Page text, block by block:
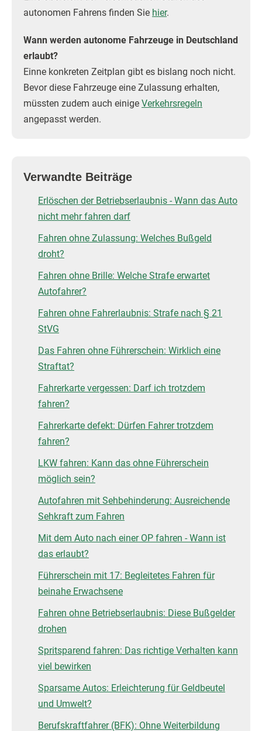
autonomen Fahrens finden Sie hier.
Wann werden autonome Fahrzeuge in Deutschland
erlaubt?
Einne konkreten Zeitplan gibt es bislang noch nicht.
Bevor diese Fahrzeuge eine Zulassung erhalten,
müssten zudem auch einige Verkehrsregeln
angepasst werden.
Verwandte Beiträge
Erlöschen der Betriebserlaubnis - Wann das Auto
nicht mehr fahren darf
Fahren ohne Zulassung: Welches Bußgeld
droht?
Fahren ohne Brille: Welche Strafe erwartet
Autofahrer?
Fahren ohne Fahrerlaubnis: Strafe nach § 21
StVG
Das Fahren ohne Führerschein: Wirklich eine
Straftat?
Fahrerkarte vergessen: Darf ich trotzdem
fahren?
Fahrerkarte defekt: Dürfen Fahrer trotzdem
fahren?
LKW fahren: Kann das ohne Führerschein
möglich sein?
Autofahren mit Sehbehinderung: Ausreichende
Sehkraft zum Fahren
Mit dem Auto nach einer OP fahren - Wann ist
das erlaubt?
Führerschein mit 17: Begleitetes Fahren für
beinahe Erwachsene
Fahren ohne Betriebserlaubnis: Diese Bußgelder
drohen
Spritsparend fahren: Das richtige Verhalten kann
viel bewirken
Sparsame Autos: Erleichterung für Geldbeutel
und Umwelt?
Berufskraftfahrer (BFK): Ohne Weiterbildung